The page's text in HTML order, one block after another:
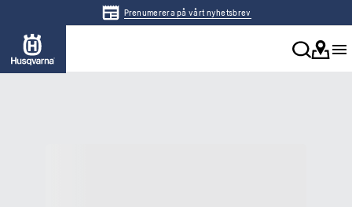
Prenumerera på vårt nyhetsbrev